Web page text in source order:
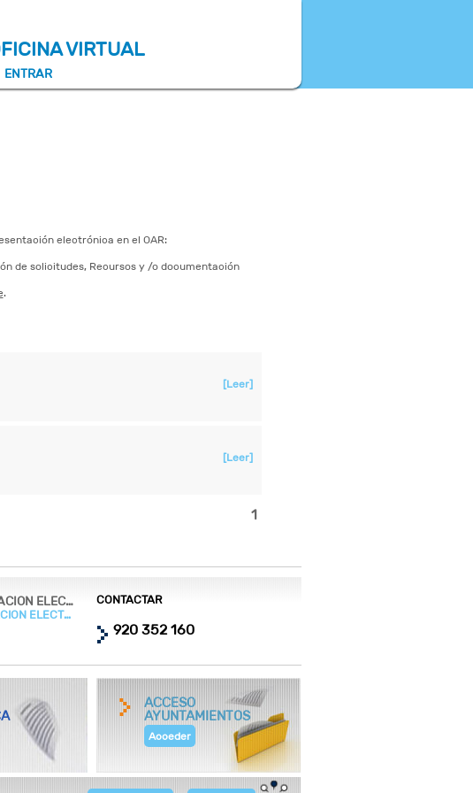
VIRTUAL
ENTRAR
electrónica en el OAR:
de solicitudes, Recursos y /o documentación
.
[Leer]
[Leer]
1
PRESENTACION ELECTRONICAS POR OVT
PRESENTACION ELECTRONICA POR OVT
CONTACTAR
920 352 160
ACCESO
AYUNTAMIENTOS
Acceder